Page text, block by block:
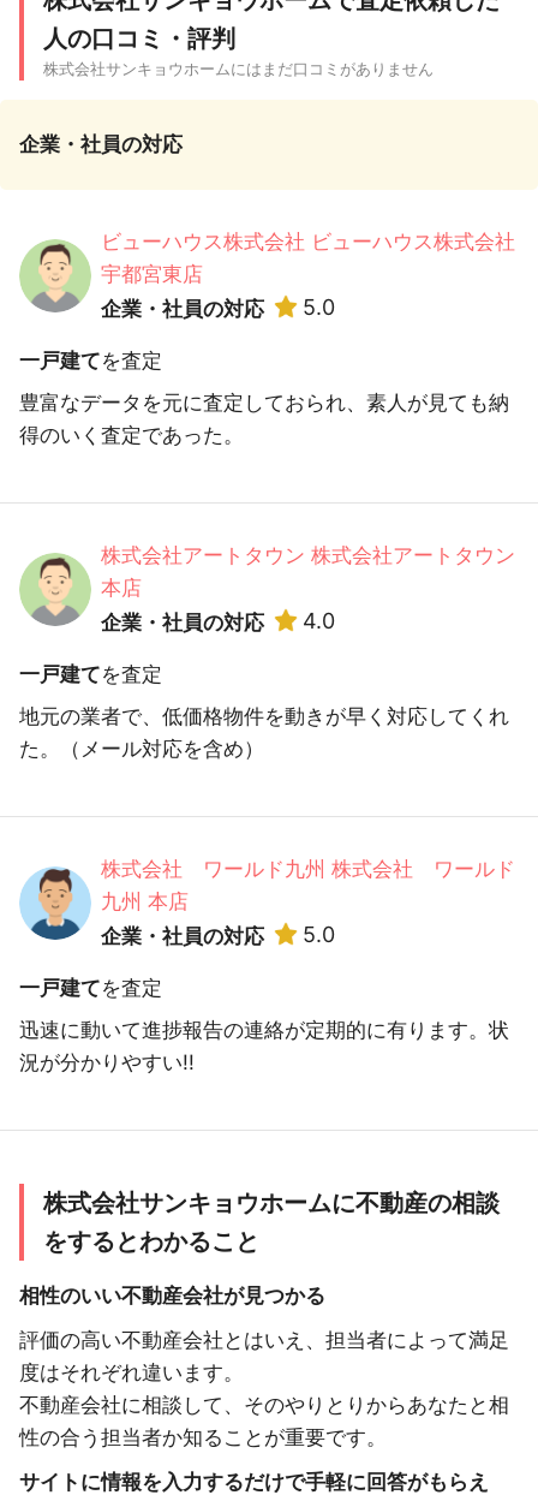
人の口コミ・評判
株式会社サンキョウホームにはまだ口コミがありません
企業・社員の対応
ビューハウス株式会社 ビューハウス株式会社
宇都宮東店
企業・社員の対応
5.0
一戸建てを査定
豊富なデータを元に査定しておられ、素人が見ても納
得のいく査定であった。
株式会社アートタウン 株式会社アートタウン
本店
企業・社員の対応
4.0
一戸建てを査定
地元の業者で、低価格物件を動きが早く対応してくれ
た。（メール対応を含め）
株式会社 ワールド九州 株式会社 ワールド
九州 本店
企業・社員の対応
5.0
一戸建てを査定
迅速に動いて進捗報告の連絡が定期的に有ります。状
況が分かりやすい!!
株式会社サンキョウホームに不動産の相談
をするとわかること
相性のいい不動産会社が見つかる
評価の高い不動産会社とはいえ、担当者によって満足
度はそれぞれ違います。
不動産会社に相談して、そのやりとりからあなたと相
性の合う担当者か知ることが重要です。
サイトに情報を入力するだけで手軽に回答がもらえ